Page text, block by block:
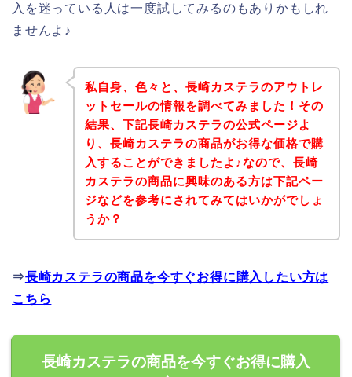
入を迷っている人は一度試してみるのもありかもしれ
ませんよ♪
私自身、色々と、長崎カステラのアウトレ
ットセールの情報を調べてみました！その
結果、下記長崎カステラの公式ページよ
り、長崎カステラの商品がお得な価格で購
入することができましたよ♪なので、長崎
カステラの商品に興味のある方は下記ペー
ジなどを参考にされてみてはいかがでしょ
うか？
⇒長崎カステラの商品を今すぐお得に購入したい方は
こちら
長崎カステラの商品を今すぐお得に購入